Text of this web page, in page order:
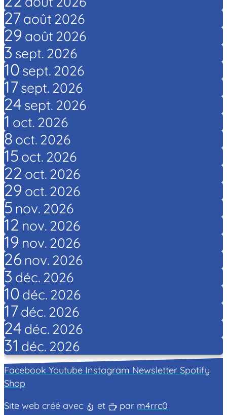
27août 2026
29 août 2026
3 sept. 2026
10 sept. 2026
17sept. 2026
24 sept. 2026
1 oct. 2026
8 oct. 2026
15 oct. 2026
22 oct. 2026
29 oct. 2026
5 nov. 2026
12 nov. 2026
19 nov. 2026
26 nov. 2026
3 déc. 2026
10 déc. 2026
17déc. 2026
24 déc. 2026
31 déc. 2026
Facebook Youtube Instagram Newsletter Spotify
Shop
Site web créé avec
et par m4rrc0